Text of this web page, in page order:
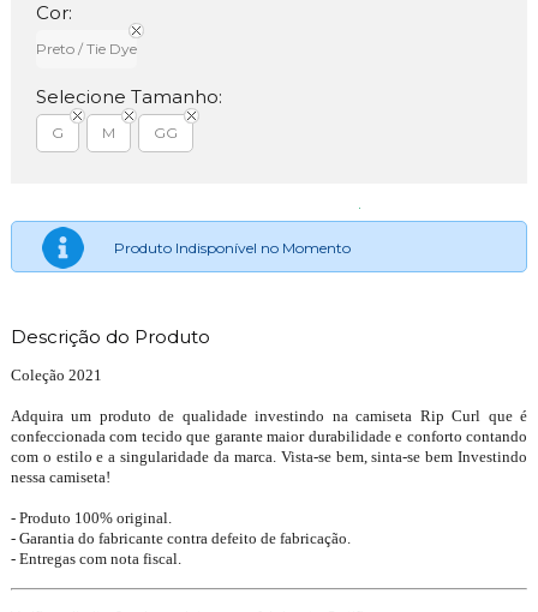
Cor:
Preto / Tie Dye
Selecione Tamanho:
G M GG
Produto Indisponível no Momento
Descrição do Produto
Coleção 2021
Adquira um produto de qualidade investindo na camiseta Rip Curl que é
confeccionada com tecido que garante maior durabilidade e conforto contando
com o estilo e a singularidade da marca. Vista-se bem, sinta-se bem Investindo
nessa camiseta!
- Produto 100% original.
- Garantia do fabricante contra defeito de fabricação.
- Entregas com nota fiscal.